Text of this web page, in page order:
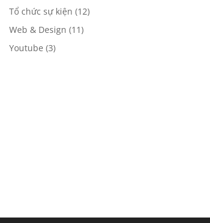
Tổ chức sự kiện (12)
Web & Design (11)
Youtube (3)